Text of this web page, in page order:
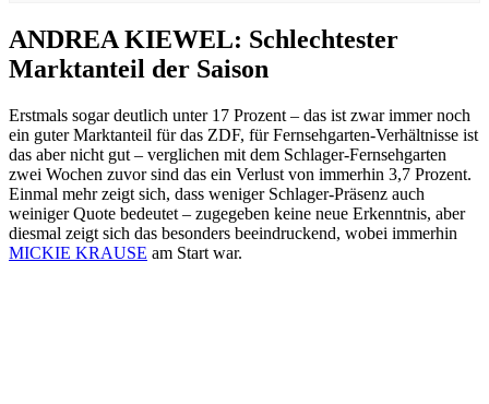
ANDREA KIEWEL: Schlechtester
Marktanteil der Saison
Erstmals sogar deutlich unter 17 Prozent – das ist zwar immer noch
ein guter Marktanteil für das ZDF, für Fernsehgarten-Verhältnisse ist
das aber nicht gut – verglichen mit dem Schlager-Fernsehgarten
zwei Wochen zuvor sind das ein Verlust von immerhin 3,7 Prozent.
Einmal mehr zeigt sich, dass weniger Schlager-Präsenz auch
weiniger Quote bedeutet – zugegeben keine neue Erkenntnis, aber
diesmal zeigt sich das besonders beeindruckend, wobei immerhin
MICKIE KRAUSE am Start war.